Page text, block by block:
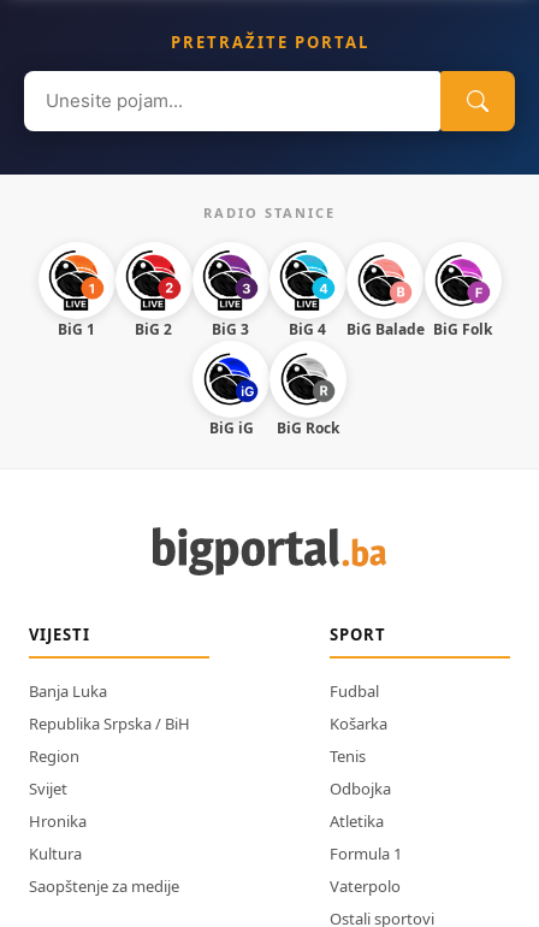
PRETRAŽITE PORTAL
Search
for:
RADIO STANICE
BiG 1 BiG 2 BiG 3 BiG 4 BiG Balade BiG Folk
BiG iG BiG Rock
VIJESTI
Banja Luka
Republika Srpska / BiH
Region
Svijet
Hronika
Kultura
Saopštenje za medije
SPORT
Fudbal
Košarka
Tenis
Odbojka
Atletika
Formula 1
Vaterpolo
Ostali sportovi